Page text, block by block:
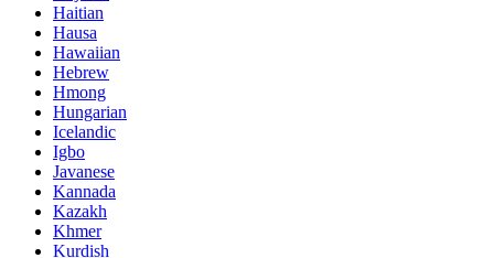
Haitian
Hausa
Hawaiian
Hebrew
Hmong
Hungarian
Icelandic
Igbo
Javanese
Kannada
Kazakh
Khmer
Kurdish